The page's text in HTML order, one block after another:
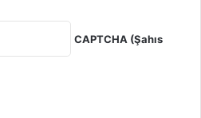
CAPTCHA (Şahıs